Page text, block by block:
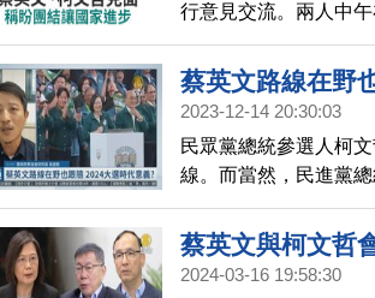
行意見交流。兩人中
誠實面對問題，務實
全網等重要議題，兩
僚陪同，還在總統府
蔡英文路線在野
2023-12-14 20:30:03
民眾黨總統參選人柯
線。而當然，民進黨
當選，會持續蔡英文
大選中，在野黨的總
線？而這在整體觀察
蔡英文與柯文哲
2024-03-16 19:58:30